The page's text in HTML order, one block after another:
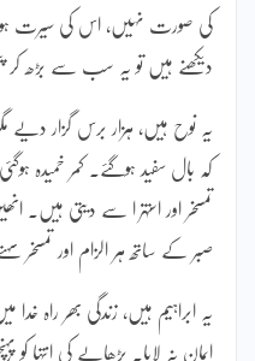
کی صورت نہیں، اس کی سیرت
دیکھنے ہیں تو یہ سب سے بڑھ کر
یہ نوح ہیں، ہزار برس گزار دیے
کہ بال سفید ہوگئے۔ کمر خمیدہ
تمسخر اور استہزا سے دیتی ہیں۔
صبر کے ساتھ ہر الزام اور تمسخر
یہ ابراہیم ہیں، زندگی بھر راہ
ایمان نہ لایا۔ بڑھاپے کی انتہا کو